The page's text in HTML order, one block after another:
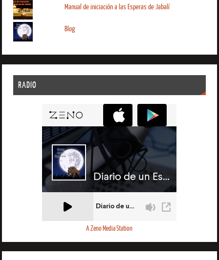
Manual de iniciación a las Esperas de Jabalí
Blog
RADIO
A Zeno Media Station